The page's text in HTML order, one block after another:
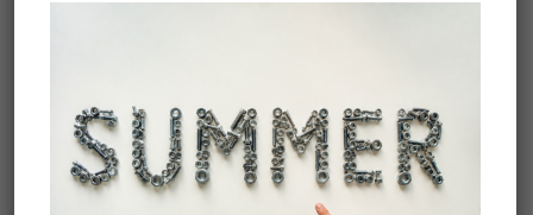
Σχετικά προϊόντα